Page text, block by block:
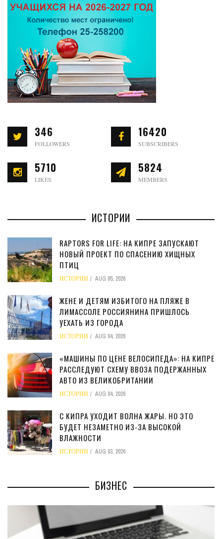
346
FOLLOWERS
16420
SUBSCRIBERS
5710
LIKES
5824
MEMBERS
ИСТОРИИ
RAPTORS FOR LIFE: НА КИПРЕ ЗАПУСКАЮТ
НОВЫЙ ПРОЕКТ ПО СПАСЕНИЮ ХИЩНЫХ
ПТИЦ
ИСТОРИИ AUG 05, 2026
ЖЕНЕ И ДЕТЯМ ИЗБИТОГО НА ПЛЯЖЕ В
ЛИМАССОЛЕ РОССИЯНИНА ПРИШЛОСЬ
УЕХАТЬ ИЗ ГОРОДА
ИСТОРИИ AUG 04, 2026
«МАШИНЫ ПО ЦЕНЕ ВЕЛОСИПЕДА»: НА КИПРЕ
РАССЛЕДУЮТ СХЕМУ ВВОЗА ПОДЕРЖАННЫХ
АВТО ИЗ ВЕЛИКОБРИТАНИИ
ИСТОРИИ AUG 04, 2026
С КИПРА УХОДИТ ВОЛНА ЖАРЫ. НО ЭТО
БУДЕТ НЕЗАМЕТНО ИЗ-ЗА ВЫСОКОЙ
ВЛАЖНОСТИ
ИСТОРИИ AUG 03, 2026
БИЗНЕС